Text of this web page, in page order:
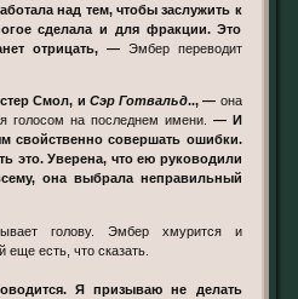
над тем, чтобы заслужить к
сделала и для фракции. Это
отрицать, —Эмбер переводит
Смол, и Сэр Готвальд.., — она
голосом на последнем имени. — И
совершать ошибки.
это. Уверена, что ею руководили
она выбрала неправильный
еще есть, что сказать.
Я призываю не делать